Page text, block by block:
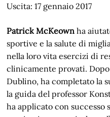
Uscita: 17 gennaio 2017
Patrick McKeown ha
sportive e la salute di
nella loro vita esercizi di
clinicamente provati.
Dublino, ha completato la
la guida del professor
ha applicato con successo